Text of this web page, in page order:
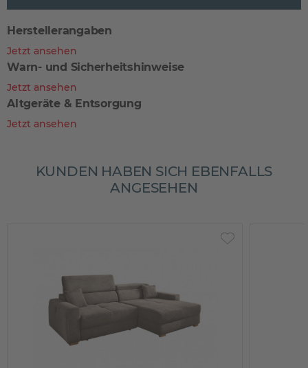
Herstellerangaben
Jetzt ansehen
Warn- und Sicherheitshinweise
Jetzt ansehen
Altgeräte & Entsorgung
Jetzt ansehen
KUNDEN HABEN SICH EBENFALLS
ANGESEHEN